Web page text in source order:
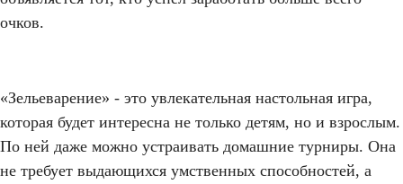
очков.
«Зельеварение» - это увлекательная настольная игра,
которая будет интересна не только детям, но и взрослым.
По ней даже можно устраивать домашние турниры. Она
не требует выдающихся умственных способностей, а